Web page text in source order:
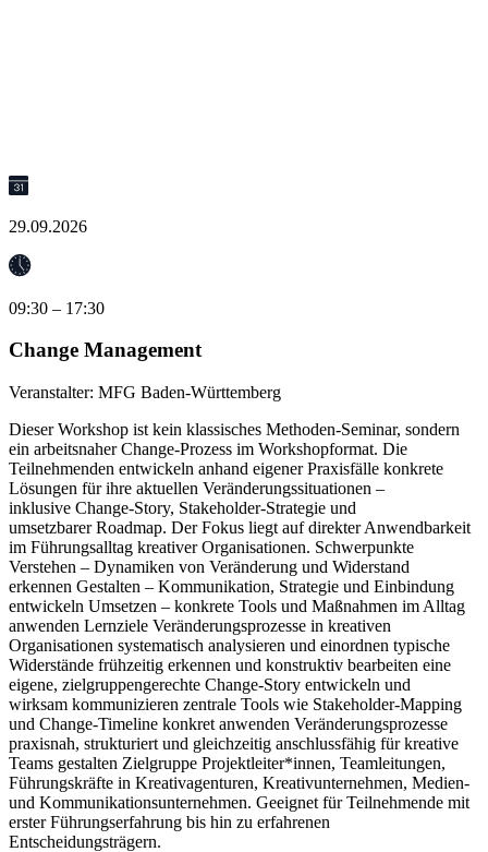
29.09.2026
09:30 – 17:30
Change Management
Veranstalter: MFG Baden-Württemberg
Dieser Workshop ist kein klassisches Methoden-Seminar, sondern
ein arbeitsnaher Change-Prozess im Workshopformat. Die
Teilnehmenden entwickeln anhand eigener Praxisfälle konkrete
Lösungen für ihre aktuellen Veränderungssituationen –
inklusive Change-Story, Stakeholder-Strategie und
umsetzbarer Roadmap. Der Fokus liegt auf direkter Anwendbarkeit
im Führungsalltag kreativer Organisationen. Schwerpunkte
Verstehen – Dynamiken von Veränderung und Widerstand
erkennen Gestalten – Kommunikation, Strategie und Einbindung
entwickeln Umsetzen – konkrete Tools und Maßnahmen im Alltag
anwenden Lernziele Veränderungsprozesse in kreativen
Organisationen systematisch analysieren und einordnen typische
Widerstände frühzeitig erkennen und konstruktiv bearbeiten eine
eigene, zielgruppengerechte Change-Story entwickeln und
wirksam kommunizieren zentrale Tools wie Stakeholder-Mapping
und Change-Timeline konkret anwenden Veränderungsprozesse
praxisnah, strukturiert und gleichzeitig anschlussfähig für kreative
Teams gestalten Zielgruppe Projektleiter*innen, Teamleitungen,
Führungskräfte in Kreativagenturen, Kreativunternehmen, Medien-
und Kommunikationsunternehmen. Geeignet für Teilnehmende mit
erster Führungserfahrung bis hin zu erfahrenen
Entscheidungsträgern.